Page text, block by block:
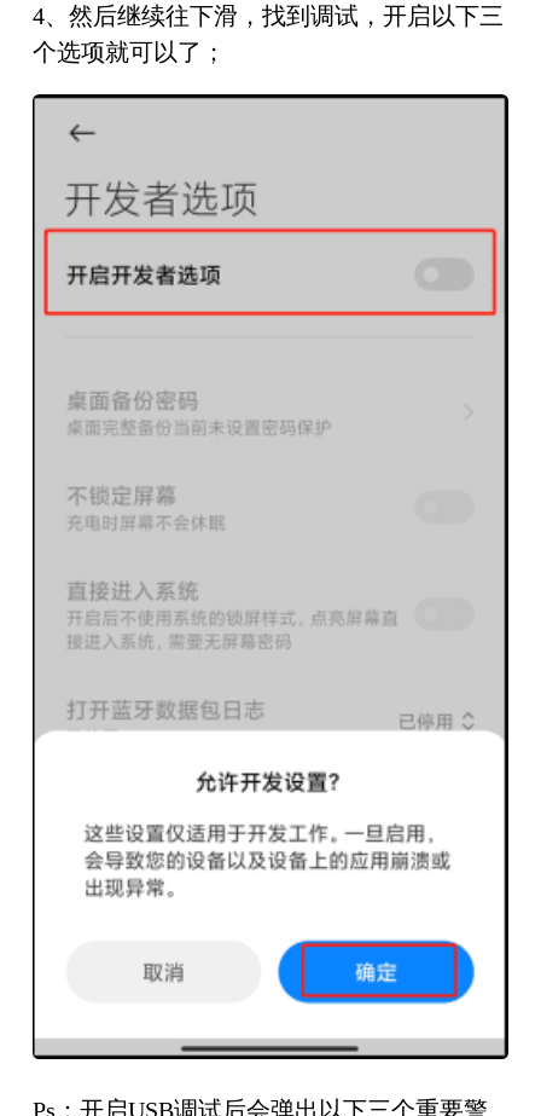
4、然后继续往下滑，找到调试，开启以下三
个选项就可以了；
Ps：开启USB调试后会弹出以下三个重要警